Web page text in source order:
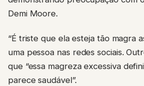
Demi Moore.
“É triste que ela esteja tão magra
uma pessoa nas redes sociais.
que “essa magreza excessiva
parece saudável”.